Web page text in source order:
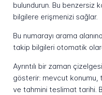
bulundurun. Bu benzersiz
bilgilere erişmenizi sağlar.
Bu numarayı arama
takip bilgileri otomatik
Ayrıntılı bir zaman
gösterir: mevcut konumu,
ve tahmini teslimat tarihi.